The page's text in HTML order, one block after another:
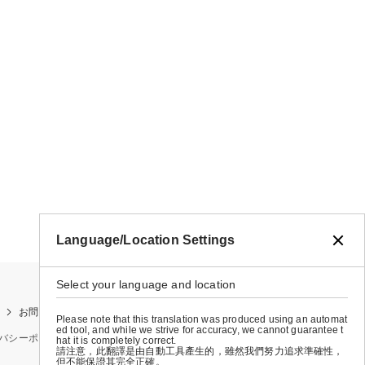
お問い合わせ
シーポリシー 特定商取引法に基づく表示 会社概要
Language/Location Settings
Select your language and location
Please note that this translation was produced using an automat
ed tool, and while we strive for accuracy, we cannot guarantee t
hat it is completely correct.
請注意，此翻譯是由自動工具產生的，雖然我們努力追求準確性，
但不能保證其完全正確。